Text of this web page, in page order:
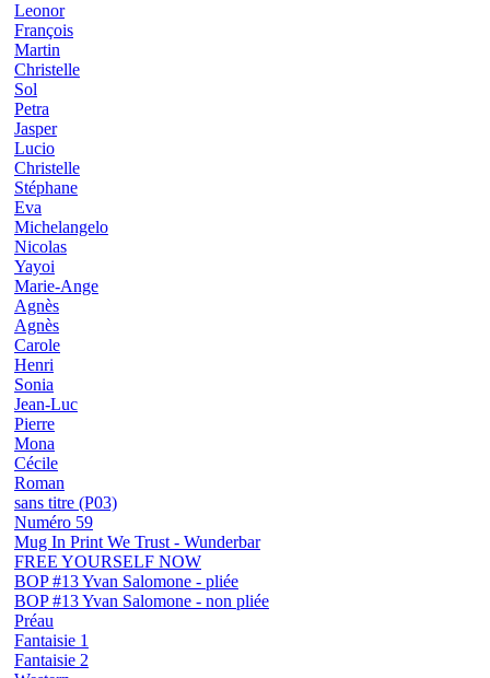
Leonor
François
Martin
Christelle
Sol
Petra
Jasper
Lucio
Christelle
Stéphane
Eva
Michelangelo
Nicolas
Yayoi
Marie-Ange
Agnès
Agnès
Carole
Henri
Sonia
Jean-Luc
Pierre
Mona
Cécile
Roman
sans titre (P03)
Numéro 59
Mug In Print We Trust - Wunderbar
FREE YOURSELF NOW
BOP #13 Yvan Salomone - pliée
BOP #13 Yvan Salomone - non pliée
Préau
Fantaisie 1
Fantaisie 2